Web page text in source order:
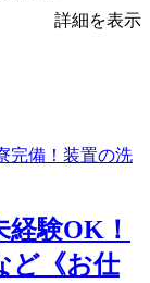
詳細を表示
経験OK！
ど《お仕